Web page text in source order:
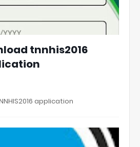
tnnhis2016
application